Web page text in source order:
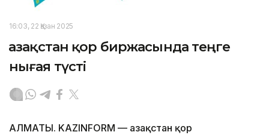
16:03, 22 Қазан 2025
Қазақстан қор биржасында теңге
нығая түсті
АЛМАТЫ. KAZINFORM — Қазақстан қор